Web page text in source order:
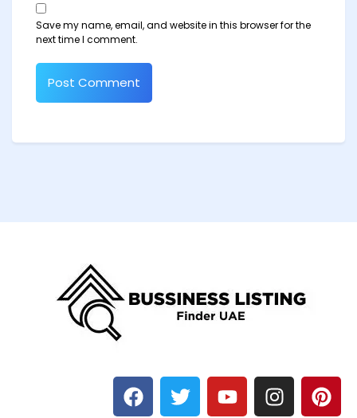
Save my name, email, and website in this browser for the
next time I comment.